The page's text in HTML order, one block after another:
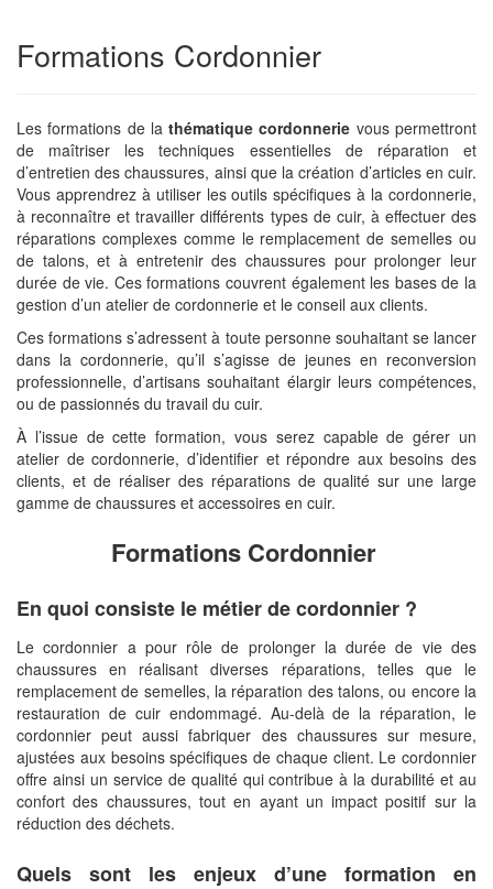
Formations Cordonnier
Les formations de lathématique cordonnerie vous permettront
de maîtriser les techniques essentielles de réparation et
d’entretien des chaussures, ainsi que la création d’articles en cuir.
Vous apprendrez à utiliser les outils spécifiques à la cordonnerie,
à reconnaître et travailler différents types de cuir, à effectuer des
réparations complexes comme le remplacement de semelles ou
de talons, et à entretenir des chaussures pour prolonger leur
durée de vie. Ces formations couvrent également les bases de la
gestion d’un atelier de cordonnerie et le conseil aux clients.
Ces formations s’adressent à toute personne souhaitant se lancer
dans la cordonnerie, qu’il s’agisse de jeunes en reconversion
professionnelle, d’artisans souhaitant élargir leurs compétences,
ou de passionnés du travail du cuir.
À l’issue de cette formation, vous serez capable de gérer un
atelier de cordonnerie, d’identifier et répondre aux besoins des
clients, et de réaliser des réparations de qualité sur une large
gamme de chaussures et accessoires en cuir.
Formations Cordonnier
En quoi consiste le métier de cordonnier ?
Le cordonnier a pour rôle de prolonger la durée de vie des
chaussures en réalisant diverses réparations, telles que le
remplacement de semelles, la réparation des talons, ou encore la
restauration de cuir endommagé. Au-delà de la réparation, le
cordonnier peut aussi fabriquer des chaussures sur mesure,
ajustées aux besoins spécifiques de chaque client. Le cordonnier
offre ainsi un service de qualité qui contribue à la durabilité et au
confort des chaussures, tout en ayant un impact positif sur la
réduction des déchets.
Quels sont les enjeux d’une formation en